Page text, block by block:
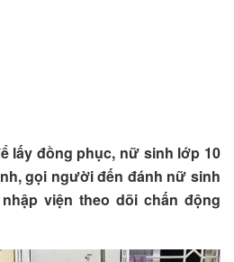
lấy đồng phục, nữ sinh lớp 10
gọi người đến đánh nữ sinh
viện theo dõi chấn động